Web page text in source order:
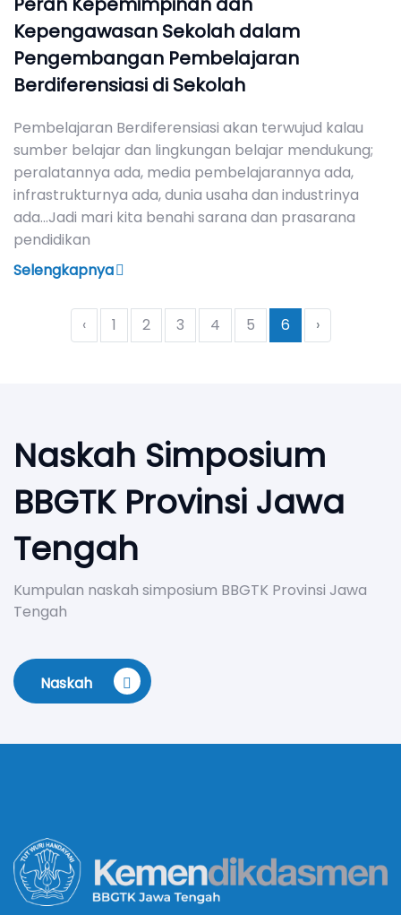
Kepengawasan Sekolah dalam
Pengembangan Pembelajaran
Berdiferensiasi di Sekolah
Pembelajaran Berdiferensiasi akan terwujud kalau
sumber belajar dan lingkungan belajar mendukung;
peralatannya ada, media pembelajarannya ada,
infrastrukturnya ada, dunia usaha dan industrinya
ada…Jadi mari kita benahi sarana dan prasarana
pendidikan
Selengkapnya
‹ 1 2 3 4 5 6 ›
Naskah Simposium
BBGTK Provinsi Jawa
Tengah
Kumpulan naskah simposium BBGTK Provinsi Jawa
Tengah
Naskah